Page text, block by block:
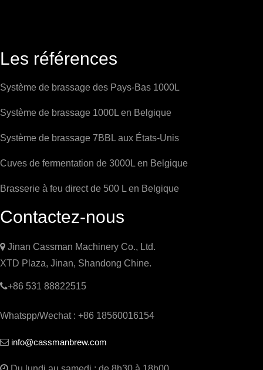
Les références
Système de brassage des Pays-Bas 1000L
Système de brassage 1000L en Belgique
Système de brassage 7BBL aux États-Unis
Cuves de fermentation de 3000L en Belgique
Brasserie à feu direct de 500 L en Belgique
Contactez-nous
 Jinan Cassman Machinery Co., Ltd.
XTD Plaza, Jinan, Shandong Chine.
+86 531 88822515
Whatspp/Wechat : +86 18560016154
 info@cassmanbrew.com